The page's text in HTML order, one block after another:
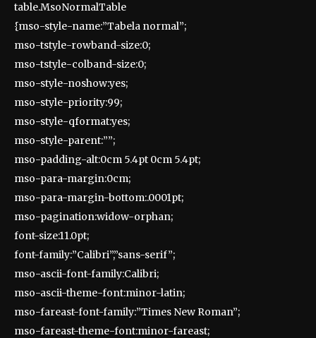
table.MsoNormalTable
{mso-style-name:”Tabela normal”;
mso-tstyle-rowband-size:0;
mso-tstyle-colband-size:0;
mso-style-noshow:yes;
mso-style-priority:99;
mso-style-qformat:yes;
mso-style-parent:””;
mso-padding-alt:0cm 5.4pt 0cm 5.4pt;
mso-para-margin:0cm;
mso-para-margin-bottom:.0001pt;
mso-pagination:widow-orphan;
font-size:11.0pt;
font-family:”Calibri”,”sans-serif”;
mso-ascii-font-family:Calibri;
mso-ascii-theme-font:minor-latin;
mso-fareast-font-family:”Times New Roman”;
mso-fareast-theme-font:minor-fareast;